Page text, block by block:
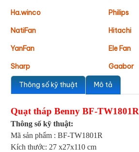
Ha.winco Philips
NatiFan Hitachi
YanFan Ele Fan
Sharp Gaabor
Thông số kỹ thuật Mô tả
Quạt tháp Benny BF-TW1801R
Thông số kỹ thuật:
Mã sản phẩm : BF-TW1801R
Kích thước: 27 x27x110 cm